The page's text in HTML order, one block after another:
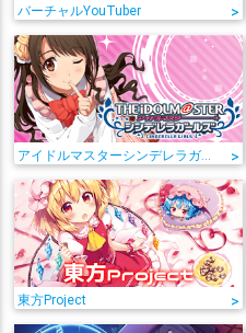
バーチャルYouTuber >
アイドルマスターシンデレラガールズ >
東方Project >